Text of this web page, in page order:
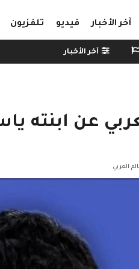
آخر الأخبار فيديو تلفزيون
آخر الأخبار